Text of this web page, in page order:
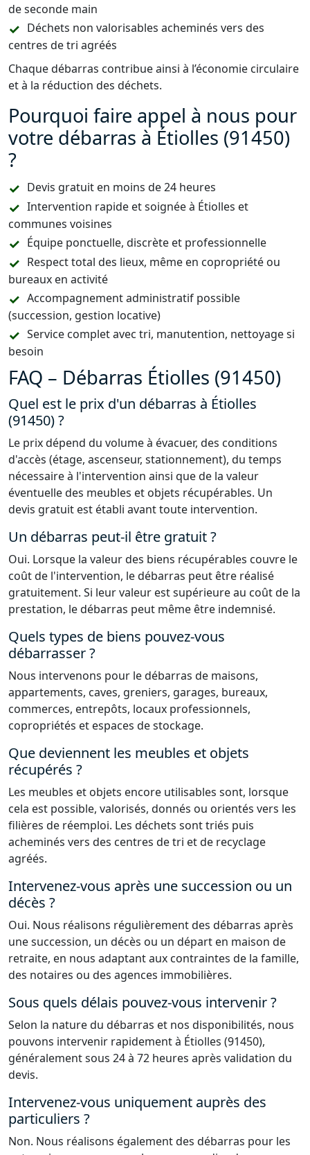
de seconde main
Déchets non valorisables acheminés vers des
centres de tri agréés
Chaque débarras contribue ainsi à l’économie circulaire
et à la réduction des déchets.
Pourquoi faire appel à nous pour
votre débarras à Étiolles (91450)
?
Devis gratuit en moins de 24 heures
Intervention rapide et soignée à Étiolles et
communes voisines
Équipe ponctuelle, discrète et professionnelle
Respect total des lieux, même en copropriété ou
bureaux en activité
Accompagnement administratif possible
(succession, gestion locative)
Service complet avec tri, manutention, nettoyage si
besoin
FAQ – Débarras Étiolles (91450)
Quel est le prix d'un débarras à Étiolles
(91450) ?
Le prix dépend du volume à évacuer, des conditions
d'accès (étage, ascenseur, stationnement), du temps
nécessaire à l'intervention ainsi que de la valeur
éventuelle des meubles et objets récupérables. Un
devis gratuit est établi avant toute intervention.
Un débarras peut-il être gratuit ?
Oui. Lorsque la valeur des biens récupérables couvre le
coût de l'intervention, le débarras peut être réalisé
gratuitement. Si leur valeur est supérieure au coût de la
prestation, le débarras peut même être indemnisé.
Quels types de biens pouvez-vous
débarrasser ?
Nous intervenons pour le débarras de maisons,
appartements, caves, greniers, garages, bureaux,
commerces, entrepôts, locaux professionnels,
copropriétés et espaces de stockage.
Que deviennent les meubles et objets
récupérés ?
Les meubles et objets encore utilisables sont, lorsque
cela est possible, valorisés, donnés ou orientés vers les
filières de réemploi. Les déchets sont triés puis
acheminés vers des centres de tri et de recyclage
agréés.
Intervenez-vous après une succession ou un
décès ?
Oui. Nous réalisons régulièrement des débarras après
une succession, un décès ou un départ en maison de
retraite, en nous adaptant aux contraintes de la famille,
des notaires ou des agences immobilières.
Sous quels délais pouvez-vous intervenir ?
Selon la nature du débarras et nos disponibilités, nous
pouvons intervenir rapidement à Étiolles (91450),
généralement sous 24 à 72 heures après validation du
devis.
Intervenez-vous uniquement auprès des
particuliers ?
Non. Nous réalisons également des débarras pour les